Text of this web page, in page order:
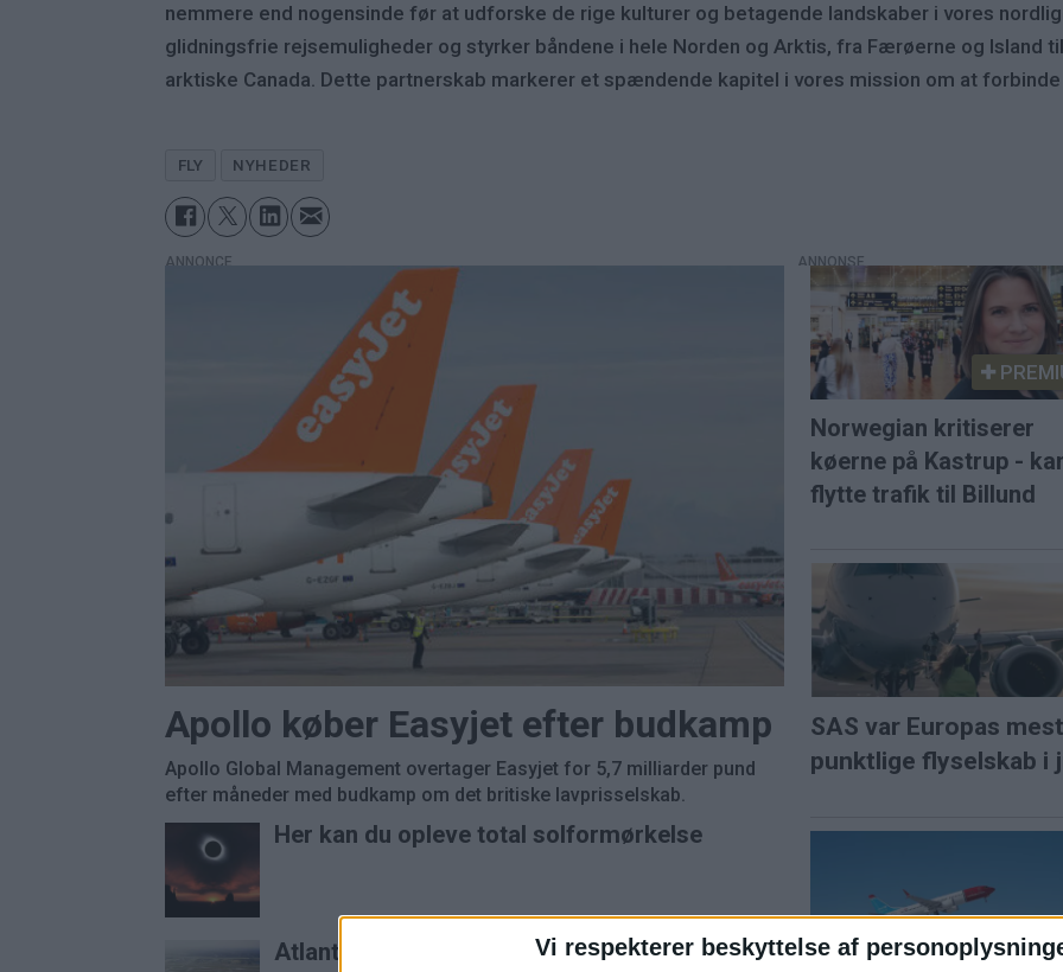
Vi respekterer beskyttelse af
nemmere end nogensinde før at udforske de rige kulturer og betagende landskaber i vores
glidningsfrie rejsemuligheder og styrker båndene i hele Norden og Arktis, fra Færøerne og Island
arktiske Canada. Dette partnerskab markerer et spændende kapitel i vores mission om at
FLY NYHEDER
ANNONCE
Apollo køber Easyjet efter budkamp
Apollo Global Management overtager Easyjet for 5,7 milliarder pund
efter måneder med budkamp om det britiske lavprisselskab.
Her kan du opleve total solformørkelse
Atlanta er stadig verdens travleste lufthavn
Norwegian kritiserer
køerne på Kastrup -
flytte trafik til Billund
SAS var Europas mest
punktlige flyselskab i